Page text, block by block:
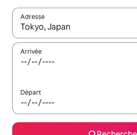
Adresse
Lorsque les résultats s'affichent,
Arrivée
Départ